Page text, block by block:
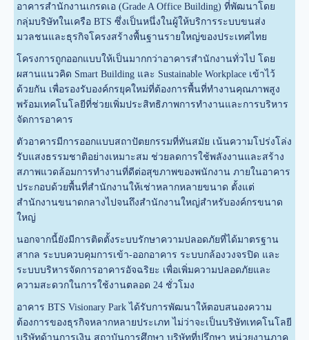
อาคารสำนักงานเกรดเอ (Grade A Office Building) ที่พัฒนาโดย
กลุ่มบริษัทในเครือ BTS ซึ่งเป็นหนึ่งในผู้ให้บริการระบบขนส่ง
มวลชนและธุรกิจโครงสร้างพื้นฐานรายใหญ่ของประเทศไทย
โครงการถูกออกแบบให้เป็นมากกว่าอาคารสำนักงานทั่วไป โดย
ผสานแนวคิด Smart Building และ Sustainable Workplace เข้าไว้
ด้วยกัน เพื่อรองรับองค์กรยุคใหม่ที่ต้องการพื้นที่ทำงานคุณภาพสูง
พร้อมเทคโนโลยีที่ช่วยเพิ่มประสิทธิภาพการทำงานและการบริหาร
จัดการอาคาร
ตัวอาคารมีการออกแบบสถาปัตยกรรมที่ทันสมัย เน้นความโปร่งโล่ง
รับแสงธรรมชาติอย่างเหมาะสม ช่วยลดการใช้พลังงานและสร้าง
สภาพแวดล้อมการทำงานที่ดีต่อสุขภาพของพนักงาน ภายในอาคาร
ประกอบด้วยพื้นที่สำนักงานให้เช่าหลากหลายขนาด ตั้งแต่
สำนักงานขนาดกลางไปจนถึงสำนักงานใหญ่สำหรับองค์กรขนาด
ใหญ่
นอกจากนี้ยังมีการติดตั้งระบบรักษาความปลอดภัยที่ได้มาตรฐาน
สากล ระบบควบคุมการเข้า-ออกอาคาร ระบบกล้องวงจรปิด และ
ระบบบริหารจัดการอาคารอัจฉริยะ เพื่อเพิ่มความปลอดภัยและ
ความสะดวกในการใช้งานตลอด 24 ชั่วโมง
อาคาร BTS Visionary Park ได้รับการพัฒนาให้ตอบสนองความ
ต้องการของธุรกิจหลากหลายประเภท ไม่ว่าจะเป็นบริษัทเทคโนโลยี
บริษัทด้านการเงิน สถาบันการศึกษา บริษัทที่ปรึกษา หน่วยงานภาค